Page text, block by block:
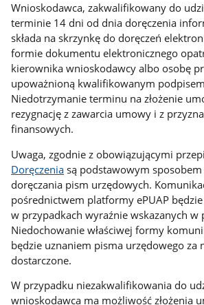
Wnioskodawca, zakwalifikowany do
terminie 14 dni od dnia doręczenia
składa na skrzynkę do doręczeń
formie dokumentu elektronicznego
kierownika wnioskodawcy albo osobę
upoważnioną kwalifikowanym
Niedotrzymanie terminu na złożenie
rezygnację z zawarcia umowy i z
finansowych.
Uwaga, zgodnie z obowiązującymi
Doręczenia są podstawowym
doręczania pism urzędowych.
pośrednictwem platformy ePUAP
w przypadkach wyraźnie wskazanych w
Niedochowanie właściwej formy
będzie uznaniem pisma urzędowego za
dostarczone.
W przypadku niezakwalifikowania do
wnioskodawca ma możliwość złożenia